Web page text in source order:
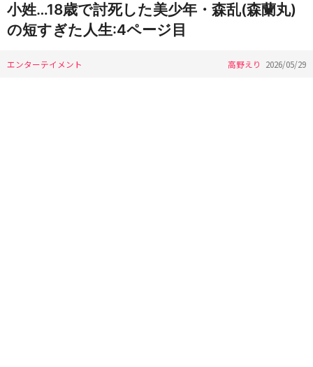
小姓…18歳で討死した美少年・森乱(森蘭丸)
の短すぎた人生:4ページ目
エンターテイメント 高野えり 2026/05/29